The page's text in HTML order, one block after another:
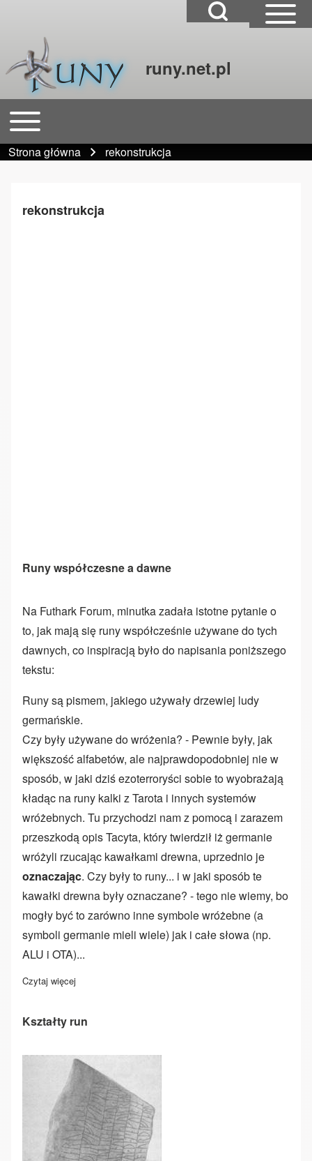
Close Search Block
Szukaj
runy.net.pl
Główna nawigacja
Open or Close horizontal Main Menu
Ścieżka nawigacyjna
Strona główna rekonstrukcja
rekonstrukcja
Runy współczesne a dawne
Na Futhark Forum, minutka zadała istotne pytanie o
to, jak mają się runy współcześnie używane do tych
dawnych, co inspiracją było do napisania poniższego
tekstu:
Runy są pismem, jakiego używały drzewiej ludy
germańskie.
Czy były używane do wróżenia? - Pewnie były, jak
większość alfabetów, ale najprawdopodobniej nie w
sposób, w jaki dziś ezoterroryści sobie to wyobrażają
kładąc na runy kalki z Tarota i innych systemów
wróżebnych. Tu przychodzi nam z pomocą i zarazem
przeszkodą opis Tacyta, który twierdził iż germanie
wróżyli rzucając kawałkami drewna, uprzednio je
oznaczając. Czy były to runy... i w jaki sposób te
kawałki drewna były oznaczane? - tego nie wiemy, bo
mogły być to zarówno inne symbole wróżebne (a
symboli germanie mieli wiele) jak i całe słowa (np.
ALU i OTA)...
Czytaj więcej
Kształty run